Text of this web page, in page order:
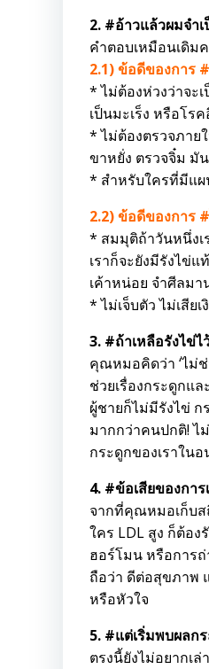
2. #อ้าวแล้วผมจำ
คำตอบเหมือนเดิม
2.1) ข้อดีของการ
* ไม่ต้องห่วงว่าจะ
เป็นมะเร็ง หรือโร
* ไม่ต้องตรวจภาย
ขาหยั่ง ตรวจจิ๋ม มั
* สำหรับใครที่มีแผ
2.2) ข้อดีของการ
* สมมุติถ้าวันหนึ่งเ
เราก็จะยังมีรังไข่
เค้าหน่อย จำศีลมา
* ไม่เจ็บตัว ไม่เสีย
3. #ถ้าเหลือรังไข่
คุณหมอคิดว่า ‘ไม่
ช่วยเรื่องกระดูกแ
ผู้ชายก็ไม่มีรังไข่ ก
มากกว่าคนปกติ! ไ
กระดูกของเราใน
4. #ข้อเสียของกา
จากที่คุณหมอเก็บส
ใคร LDL สูง ก็ต้อ
ฮอร์โมน หรือการ
ถือว่า ดีต่อสุขภาพ
หรือหัวใจ
5. #แต่เริ่มพบผลก
ตรงนี้ยังไม่อยากเ